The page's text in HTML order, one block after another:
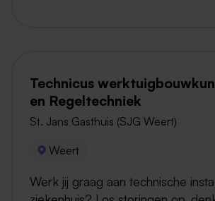
Technicus
en Regeltechniek
St. Jans Gasthuis (SJG Weert)
Weert
Werk jij graag aan technische